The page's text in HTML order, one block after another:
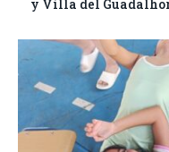
y Villa del